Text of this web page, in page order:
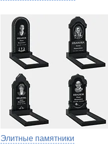
Элитные памятники